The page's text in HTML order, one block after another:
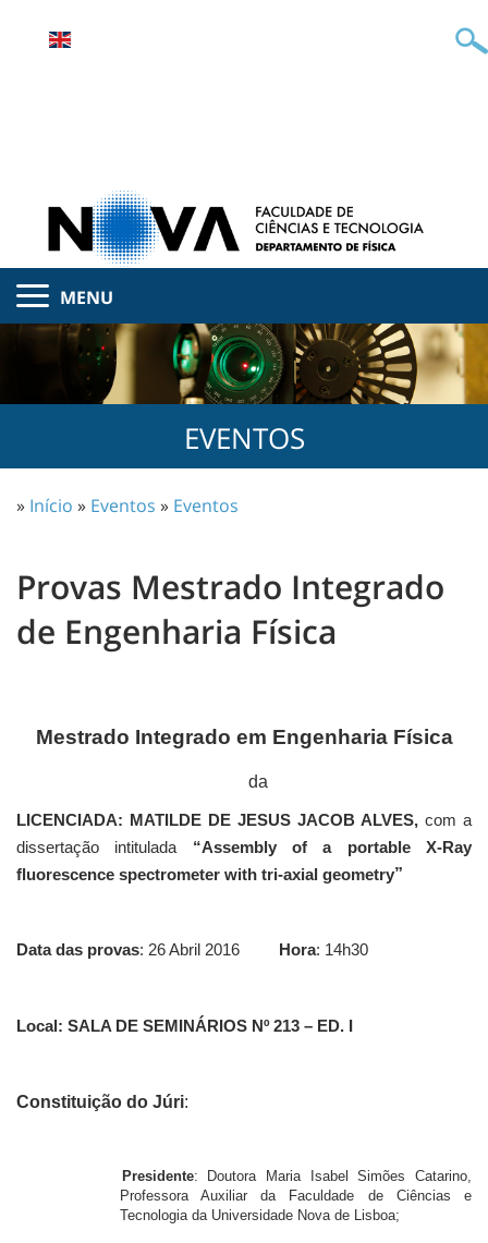
MENU
EVENTOS
» Início » Eventos » Eventos
Provas Mestrado Integrado
de Engenharia Física
Mestrado Integrado em Engenharia Física
da
LICENCIADA: MATILDE DE JESUS JACOB ALVES, com a
dissertação intitulada “Assembly of a portable X-Ray
fluorescence spectrometer with tri-axial geometry”
Data das provas: 26 Abril 2016 Hora: 14h30
Local: SALA DE SEMINÁRIOS Nº 213 – ED. I
Constituição do Júri:
Presidente: Doutora Maria Isabel Simões Catarino,
Professora Auxiliar da Faculdade de Ciências e
Tecnologia da Universidade Nova de Lisboa;